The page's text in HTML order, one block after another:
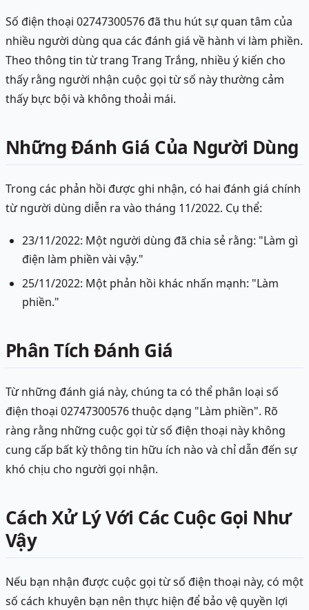
Số điện thoại 02747300576 đã thu hút sự quan tâm của
nhiều người dùng qua các đánh giá về hành vi làm phiền.
Theo thông tin từ trang Trang Trắng, nhiều ý kiến cho
thấy rằng người nhận cuộc gọi từ số này thường cảm
thấy bực bội và không thoải mái.
Những Đánh Giá Của Người Dùng
Trong các phản hồi được ghi nhận, có hai đánh giá chính
từ người dùng diễn ra vào tháng 11/2022. Cụ thể:
23/11/2022: Một người dùng đã chia sẻ rằng: "Làm gì
điện làm phiền vài vậy."
25/11/2022: Một phản hồi khác nhấn mạnh: "Làm
phiền."
Phân Tích Đánh Giá
Từ những đánh giá này, chúng ta có thể phân loại số
điện thoại 02747300576 thuộc dạng "Làm phiền". Rõ
ràng rằng những cuộc gọi từ số điện thoại này không
cung cấp bất kỳ thông tin hữu ích nào và chỉ dẫn đến sự
khó chịu cho người gọi nhận.
Cách Xử Lý Với Các Cuộc Gọi Như
Vậy
Nếu bạn nhận được cuộc gọi từ số điện thoại này, có một
số cách khuyên bạn nên thực hiện để bảo vệ quyền lợi